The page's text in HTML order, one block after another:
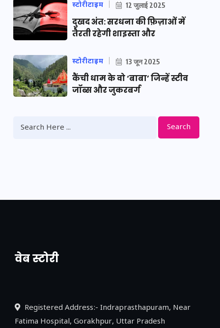
स्टोरीटाइम 12 जुलाई 2025
दुखद अंत: सरधना की फ़िज़ाओं में
तैरती रहेगी शाइस्ता और
स्टोरीटाइम 13 जून 2025
कैंची धाम के वो ‘बाबा’ जिन्हें स्टीव
जॉब्स और जुकरबर्ग
Search
वेब स्टोरी
नया एक्सप्रेसवे: पूर्वांचल का लक, डेवलपमेंट का
Registered Address:- Indraprasthapuram, Near
Fatima Hospital, Gorakhpur, Uttar Pradesh